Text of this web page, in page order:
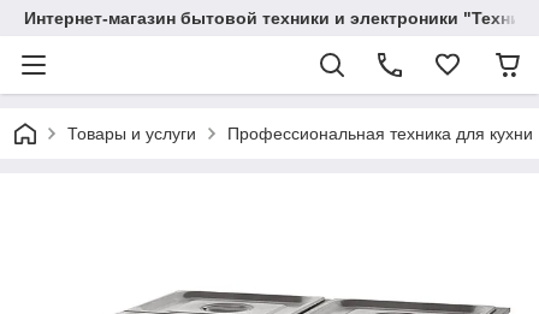
Интернет-магазин бытовой техники и электроники
Товары и услуги Профессиональная техника для кухни